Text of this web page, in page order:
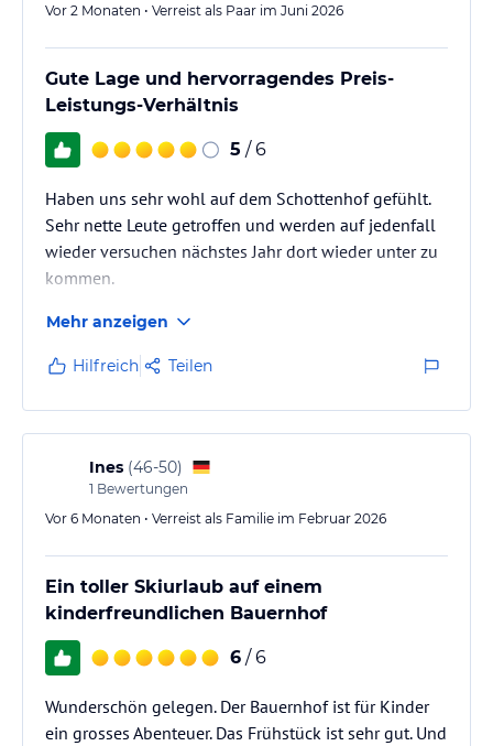
Vor 2 Monaten • Verreist als Paar im Juni 2026
Gute Lage und hervorragendes Preis-
Leistungs-Verhältnis
5 / 6
Haben uns sehr wohl auf dem Schottenhof gefühlt.
Sehr nette Leute getroffen und werden auf jedenfall
wieder versuchen nächstes Jahr dort wieder unter zu
kommen.
Mehr anzeigen
Hilfreich Teilen
Ines (46-50)
1 Bewertungen
Vor 6 Monaten • Verreist als Familie im Februar 2026
Ein toller Skiurlaub auf einem
kinderfreundlichen Bauernhof
6 / 6
Wunderschön gelegen. Der Bauernhof ist für Kinder
ein grosses Abenteuer. Das Frühstück ist sehr gut. Und